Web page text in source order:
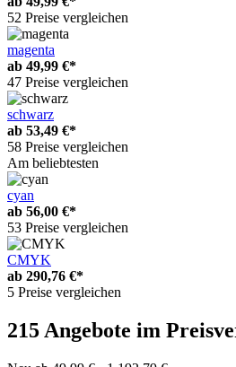
52 Preise vergleichen
magenta
ab 49,99 €*
47 Preise vergleichen
schwarz
ab 53,49 €*
58 Preise vergleichen
Am beliebtesten
cyan
ab 56,00 €*
53 Preise vergleichen
CMYK
ab 290,76 €*
5 Preise vergleichen
215 Angebote im